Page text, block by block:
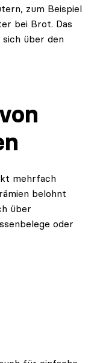
zum Beispiel
bei Brot. Das
über den
mehrfach
belohnt
über
oder